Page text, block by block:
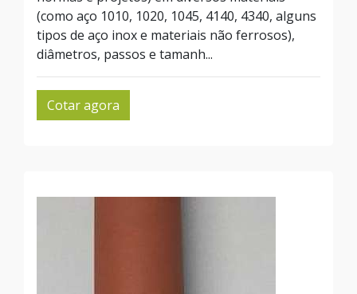
(como aço 1010, 1020, 1045, 4140, 4340, alguns
tipos de aço inox e materiais não ferrosos),
diâmetros, passos e tamanh...
Cotar agora